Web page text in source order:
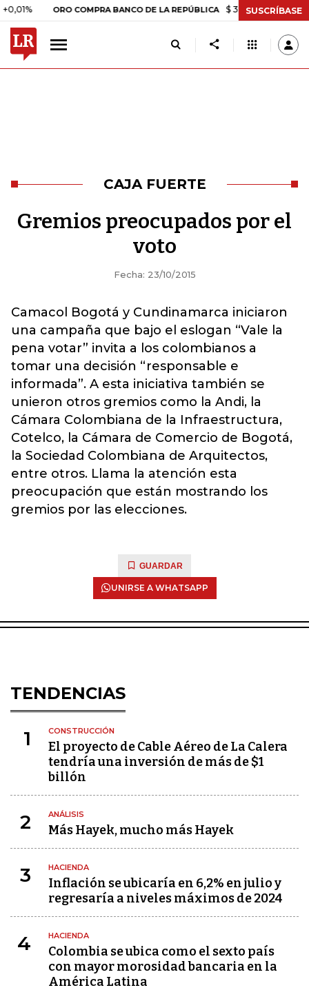
ORO COMPRA BANCO DE LA REPÚBLICA $ 399.745,16 +$ 2.295,71
SUSCRÍBASE
CAJA FUERTE
Gremios preocupados por el
voto
Fecha: 23/10/2015
Camacol Bogotá y Cundinamarca iniciaron
una campaña que bajo el eslogan “Vale la
pena votar” invita a los colombianos a
tomar una decisión “responsable e
informada”. A esta iniciativa también se
unieron otros gremios como la Andi, la
Cámara Colombiana de la Infraestructura,
Cotelco, la Cámara de Comercio de Bogotá,
la Sociedad Colombiana de Arquitectos,
entre otros. Llama la atención esta
preocupación que están mostrando los
gremios por las elecciones.
GUARDAR
UNIRSE A WHATSAPP
TENDENCIAS
1 CONSTRUCCIÓN
El proyecto de Cable Aéreo de La Calera
tendría una inversión de más de $1
billón
2 ANÁLISIS
Más Hayek, mucho más Hayek
3 HACIENDA
Inflación se ubicaría en 6,2% en julio y
regresaría a niveles máximos de 2024
4 HACIENDA
Colombia se ubica como el sexto país
con mayor morosidad bancaria en la
América Latina